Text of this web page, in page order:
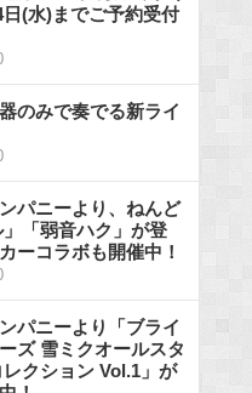
(水)までご予約受付
のみで奏でる新ライ
パニーより、ねんど
「弱音ハク」が登
ーコラボも開催中！
パニーより「ブライ
ズ 雪ミクオールスタ
クション Vol.1」が